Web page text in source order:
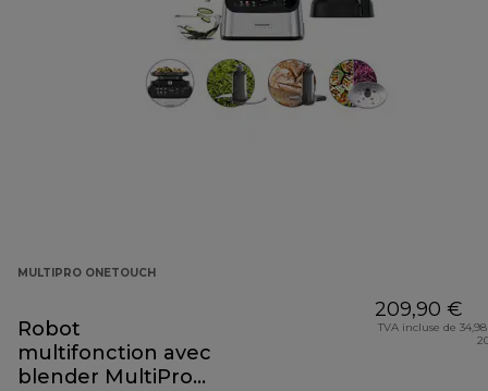
MULTIPRO ONETOUCH
Robot
multifonction avec
blender MultiPro
209,90 €
TVA incluse de